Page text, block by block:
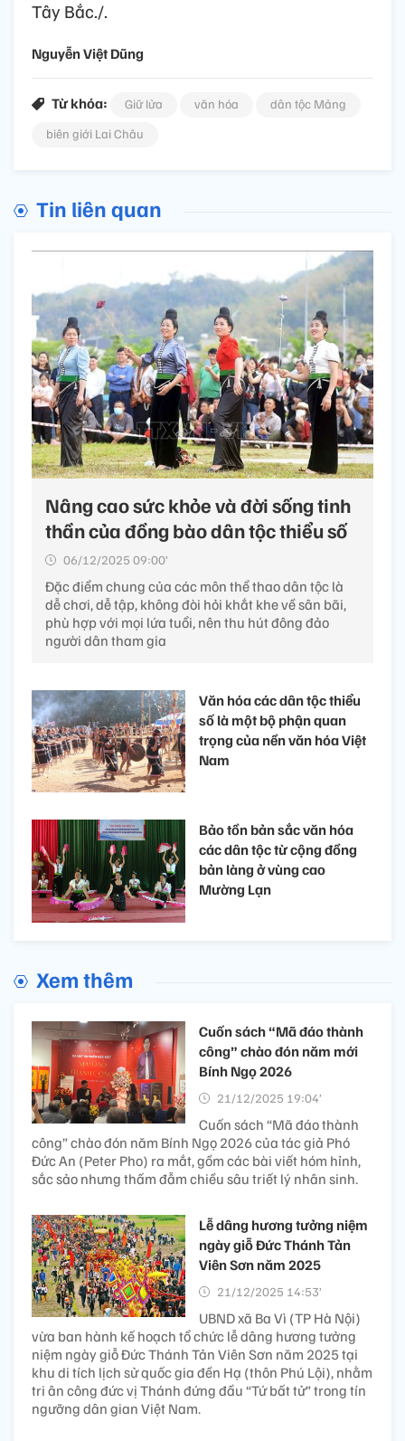
của đồng bào dân tộc Mảng sẽ không chỉ
dừng lại ở những bài học mà sẽ hiện hữu
trong đời sống hằng ngày.
Với những hoạt động bảo tồn và phát huy
hiệu quả, di sản văn hóa của đồng bào dân
Tây Bắc./.
Từ khóa: Giữ lửa văn hóa
dân tộc Mảng
biên giới Lai Châu
Tin liên quan
Nâng cao sức khỏe và đời sống tinh
thần của đồng bào dân tộc thiểu số
06/12/2025 09:00’
Đặc điểm chung của các môn thể thao dân tộc là
dễ chơi, dễ tập, không đòi hỏi khắt khe về sân bãi,
phù hợp với mọi lứa tuổi, nên thu hút đông đảo
người dân tham gia
Bảo tồn bản sắc văn hóa
các dân tộc từ cộng đồng
bản làng ở vùng cao
Mường Lạn
Xem thêm
Cuốn sách “Mã đáo thành
công” chào đón năm mới
Cuốn sách “Mã đáo thành
công” chào đón năm Bính Ngọ 2026 của tác giả Phó
Đức An (Peter Pho) ra mắt, gồm các bài viết hóm hỉnh,
sắc sảo nhưng thấm đẫm chiều sâu triết lý nhân sinh.